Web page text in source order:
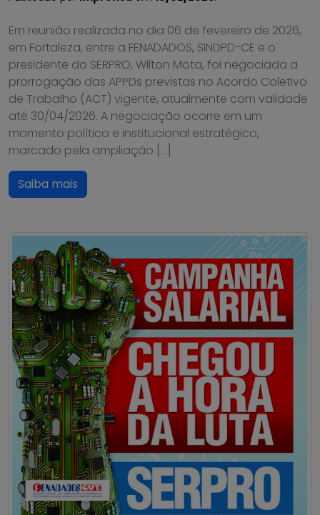
Em reunião realizada no dia 06 de fevereiro de 2026,
em Fortaleza, entre a FENADADOS, SINDPD-CE e o
presidente do SERPRO, Wilton Mota, foi negociada a
prorrogação das APPDs previstas no Acordo Coletivo
de Trabalho (ACT) vigente, atualmente com validade
até 30/04/2026. A negociação ocorre em um
momento político e institucional estratégico,
marcado pela ampliação […]
Saiba mais